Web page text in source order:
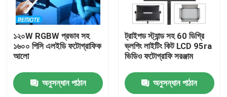
বাড়ি
১২০W RGBW প্রভাব সহ
১৬০০ পিসি এলইডি ফটোগ্রাফিক
আলো
অনুসন্ধান পাঠান
ট্রাইপড স্ট্যান্ড সহ 60 ডিগ্রি
ভ্লগিং লাইটিং কিট LCD 95ra
ভিডিও ফটোগ্রাফি সরঞ্জাম
অনুসন্ধান পাঠান